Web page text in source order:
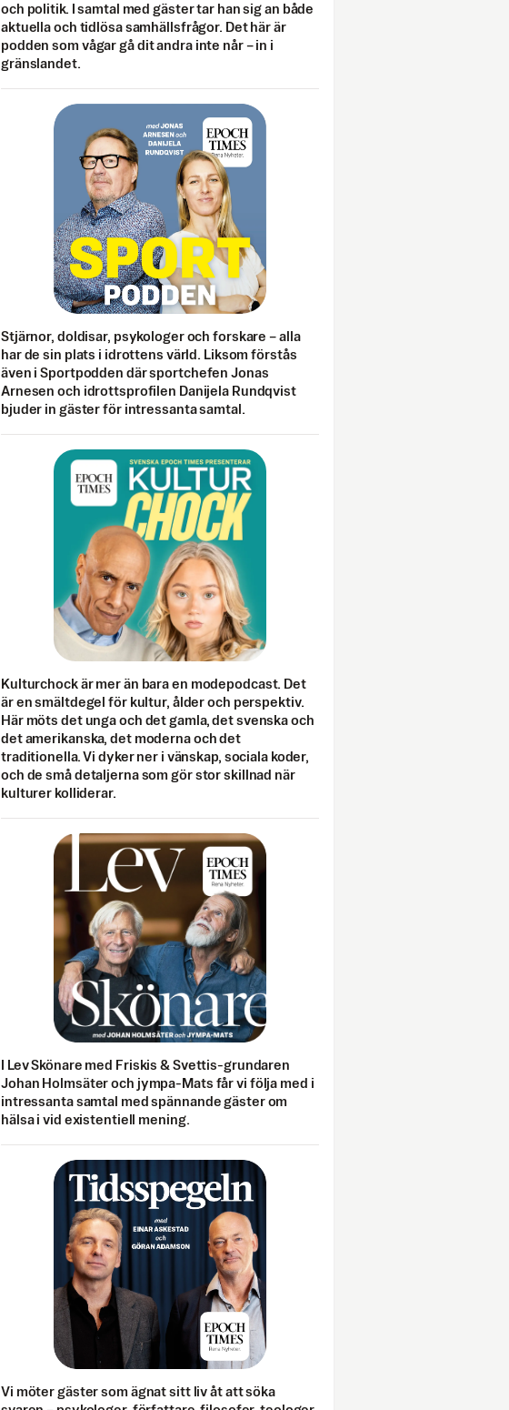
och politik. I samtal med gäster tar han sig an både
aktuella och tidlösa samhällsfrågor. Det här är
podden som vågar gå dit andra inte når – in i
gränslandet.
Stjärnor, doldisar, psykologer och forskare – alla
har de sin plats i idrottens värld. Liksom förstås
även i Sportpodden där sportchefen Jonas
Arnesen och idrottsprofilen Danijela Rundqvist
bjuder in gäster för intressanta samtal.
Kulturchock är mer än bara en modepodcast. Det
är en smältdegel för kultur, ålder och perspektiv.
Här möts det unga och det gamla, det svenska och
det amerikanska, det moderna och det
traditionella. Vi dyker ner i vänskap, sociala koder,
och de små detaljerna som gör stor skillnad när
kulturer kolliderar.
I Lev Skönare med Friskis & Svettis-grundaren
Johan Holmsäter och jympa-Mats får vi följa med i
intressanta samtal med spännande gäster om
hälsa i vid existentiell mening.
Vi möter gäster som ägnat sitt liv åt att söka